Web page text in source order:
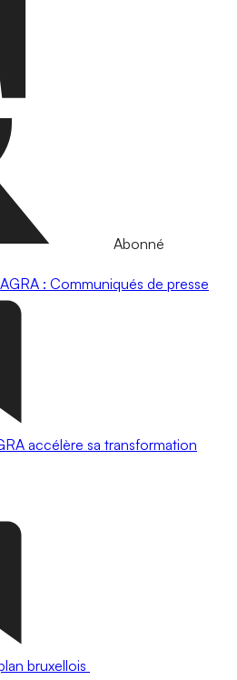
Abonné
AGRA : Communiqués de presse
accélère sa transformation
bruxellois